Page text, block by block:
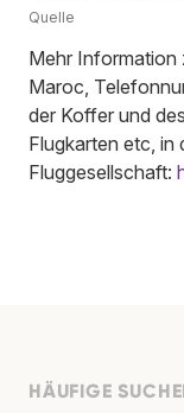
Quelle
Mehr Information
Maroc,
der Koffer und
Flugkarten etc, in
Fluggesellschaft:
HÄUFIGE